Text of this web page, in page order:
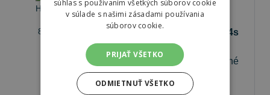
Hankook H750 Kinergy 4s
2
215/40 R18 89 V Celoročné
súhlas s používaním všetkých súborov cookie
v súlade s našimi zásadami používania
súborov cookie.
PRIJAŤ VŠETKO
ODMIETNUŤ VŠETKO